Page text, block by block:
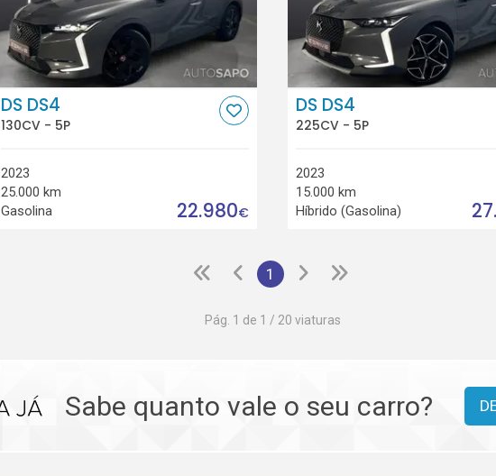
DS DS4
130CV - 5P
2023
25.000 km
Gasolina
22.980€
DS DS4
225CV - 5P
2023
15.000 km
Híbrido (Gasolina)
1
Pág. 1 de 1 / 20 viaturas
Sabe quanto vale o seu carro?